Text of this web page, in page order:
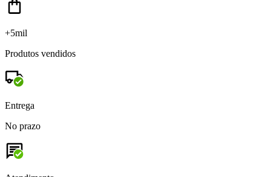
+5mil
Produtos vendidos
Entrega
No prazo